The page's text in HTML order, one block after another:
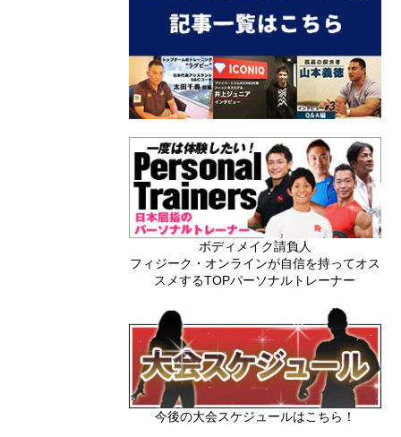
ボディメイク請負人
フィジーク・オンラインが自信を持ってオス
スメするTOPパーソナルトレーナー
今後の大会スケジュールはこちら！